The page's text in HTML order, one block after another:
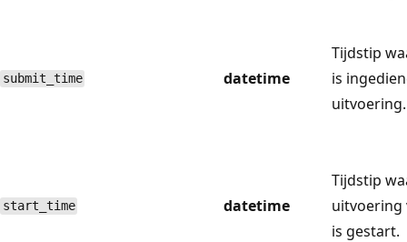
submit_time datetime
Tijdstip
is
uitvoering.
start_time datetime
Tijdstip
uitvoering
is gestart.